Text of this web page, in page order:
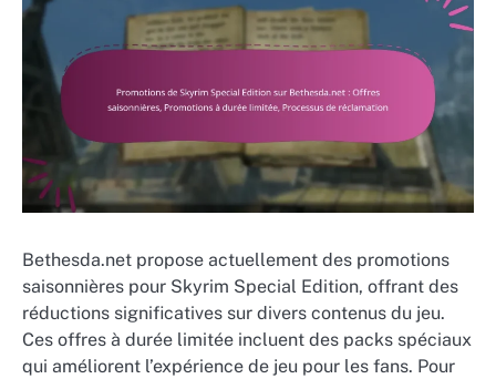
Bethesda.net propose actuellement des promotions
saisonnières pour Skyrim Special Edition, offrant des
réductions significatives sur divers contenus du jeu.
Ces offres à durée limitée incluent des packs spéciaux
qui améliorent l’expérience de jeu pour les fans. Pour